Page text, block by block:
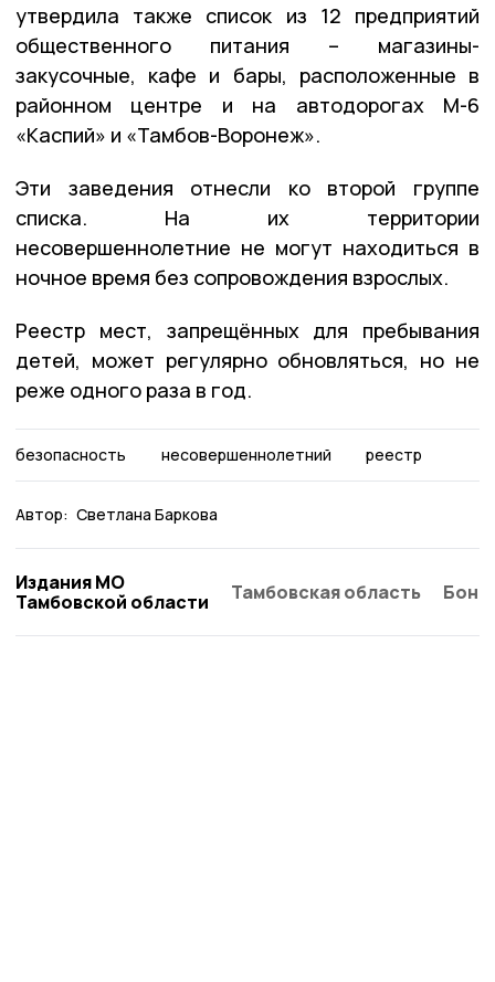
утвердила также список из 12 предприятий
общественного питания – магазины-
закусочные, кафе и бары, расположенные в
районном центре и на автодорогах М-6
«Каспий» и «Тамбов-Воронеж».
Эти заведения отнесли ко второй группе
списка. На их территории
несовершеннолетние не могут находиться в
ночное время без сопровождения взрослых.
Реестр мест, запрещённых для пребывания
детей, может регулярно обновляться, но не
реже одного раза в год.
безопасность несовершеннолетний реестр
Автор: Светлана Баркова
Издания МО
Тамбовской области
Тамбовская область